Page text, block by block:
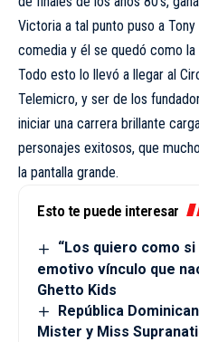
Victoria a tal punto puso a
comedia y él se quedó como
Todo esto lo llevó a llegar al
Telemicro, y ser de los
iniciar una carrera brillante
personajes exitosos, que
la pantalla grande.
Esto te puede interesar
“Los quiero como
emotivo vínculo que
Ghetto Kids
República
Mister y Miss